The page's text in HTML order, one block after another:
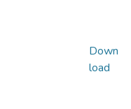
Down
load